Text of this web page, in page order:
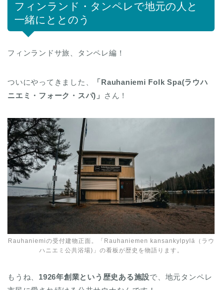
フィンランド・タンペレで地元の人と
一緒にととのう
フィンランドサ旅、タンペレ編！
ついにやってきました、
「Rauhaniemi Folk Spa(ラウハ
ニエミ・フォーク・スパ)」
さん！
Rauhaniemiの受付建物正面。「Rauhaniemen kansankylpylä（ラウ
ハニエミ公共浴場)」の看板が歴史を物語ります。
もうね、 1926年創業という歴史ある施設で、地元タンペレ